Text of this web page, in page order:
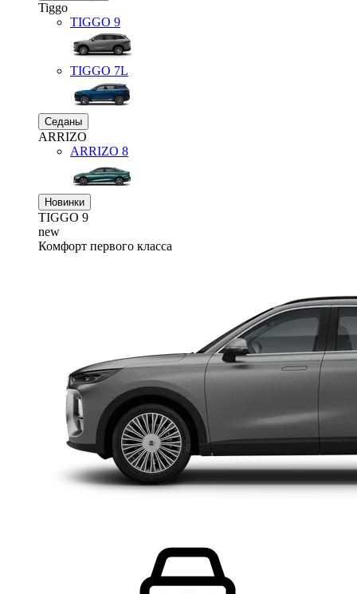
Tiggo
TIGGO 9
TIGGO 7L
Седаны
ARRIZO
ARRIZO 8
Новинки
TIGGO 9
new
Комфорт первого класса